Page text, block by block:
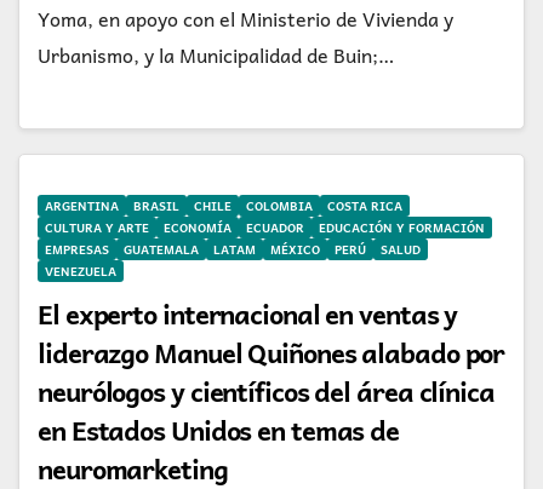
Yoma, en apoyo con el Ministerio de Vivienda y
Urbanismo, y la Municipalidad de Buin;…
ARGENTINA BRASIL CHILE COLOMBIA
COSTA RICA
CULTURA Y ARTE
ECONOMÍA ECUADOR
EDUCACIÓN Y FORMACIÓN
EMPRESAS
GUATEMALA LATAM MÉXICO PERÚ
SALUD
VENEZUELA
El experto internacional en ventas y
liderazgo Manuel Quiñones alabado por
neurólogos y científicos del área clínica
en Estados Unidos en temas de
neuromarketing